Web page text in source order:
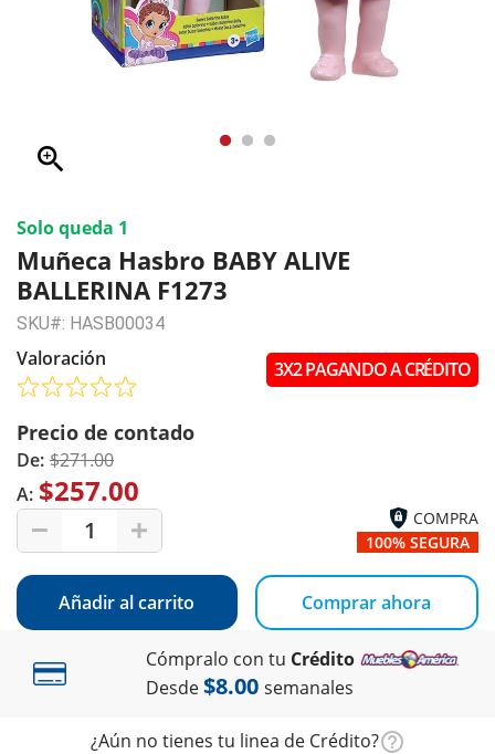
zoom_in
Solo queda 1
Muñeca Hasbro BABY ALIVE
BALLERINA F1273
SKU#: HASB00034
Valoración
Precio de contado
De: $271.00
A: $257.00
1
3X2 PAGANDO A CRÉDITO
COMPRA
100% SEGURA
Añadir al carrito Comprar ahora
Cómpralo con tu Crédito
Desde$8.00 semanales
¿Aún no tienes tu linea de Crédito?